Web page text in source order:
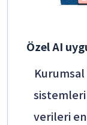
Özel AI
verileri